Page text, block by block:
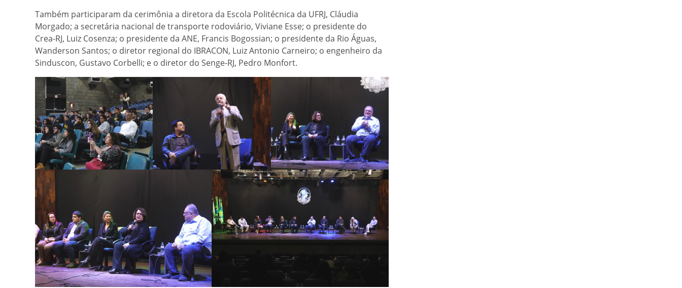
Também participaram da cerimônia a diretora da Escola Politécnica da UFRJ, Cláudia
Morgado; a secretária nacional de transporte rodoviário, Viviane Esse; o presidente do
Crea-RJ, Luiz Cosenza; o presidente da ANE, Francis Bogossian; o presidente da Rio Águas,
Wanderson Santos; o diretor regional do IBRACON, Luiz Antonio Carneiro; o engenheiro da
Sinduscon, Gustavo Corbelli; e o diretor do Senge-RJ, Pedro Monfort.